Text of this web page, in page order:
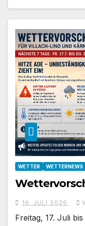
WETTER WETTERNEWS
16. JULI 2026
Freitag, 17. Juli